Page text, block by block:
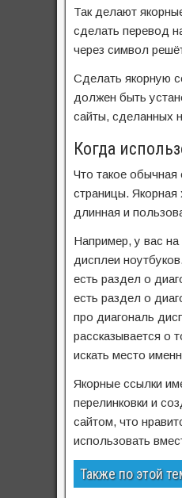
Так делают
сделать перевод
через символ
Сделать якорную
должен быть
сайты, сделанных
Когда
Что такое обычная
страницы. Якорная
длинная и
Например, у вас на
дисплеи
есть раздел о
есть раздел о
про диагональ
рассказывается о
искать место
Якорные ссылки
перелинковки и
сайтом, что
использовать
Также по этой